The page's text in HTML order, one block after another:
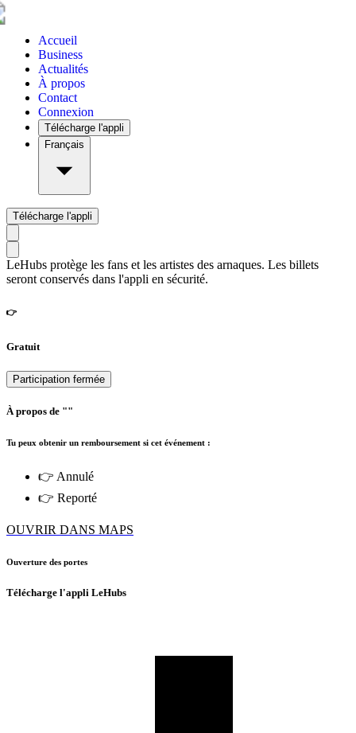
Accueil
Business
Actualités
À propos
Contact
Connexion
Télécharge l'appli
Français
Télécharge l'appli
LeHubs protège les fans et les artistes des arnaques. Les billets
seront conservés dans l'appli en sécurité.
👉
Gratuit
Participation fermée
À propos de ""
Tu peux obtenir un remboursement si cet événement :
👉 Annulé
👉 Reporté
OUVRIR DANS MAPS
Ouverture des portes
Télécharge l'appli LeHubs